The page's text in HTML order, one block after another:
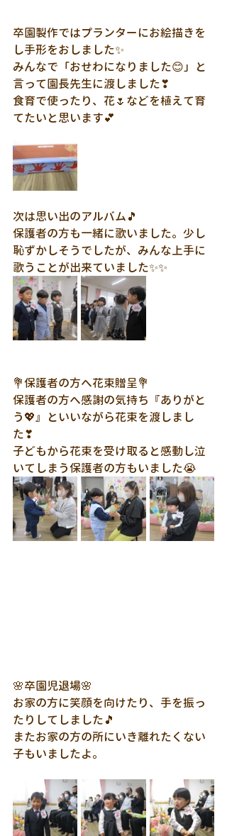
卒園製作ではプランターにお絵描きを
し手形をおしました✨
みんなで「おせわになりました😊」と
言って園長先生に渡しました❣
食育で使ったり、花🌷などを植えて育
てたいと思います💕
次は思い出のアルバム🎵
保護者の方も一緒に歌いました。少し
恥ずかしそうでしたが、みんな上手に
歌うことが出来ていました✨✨
💐保護者の方へ花束贈呈💐
保護者の方へ感謝の気持ち『ありがと
う💖』といいながら花束を渡しまし
た❣
子どもから花束を受け取ると感動し泣
いてしまう保護者の方もいました😭
🌸卒園児退場🌸
お家の方に笑顔を向けたり、手を振っ
たりしてしました🎵
またお家の方の所にいき離れたくない
子もいましたよ。